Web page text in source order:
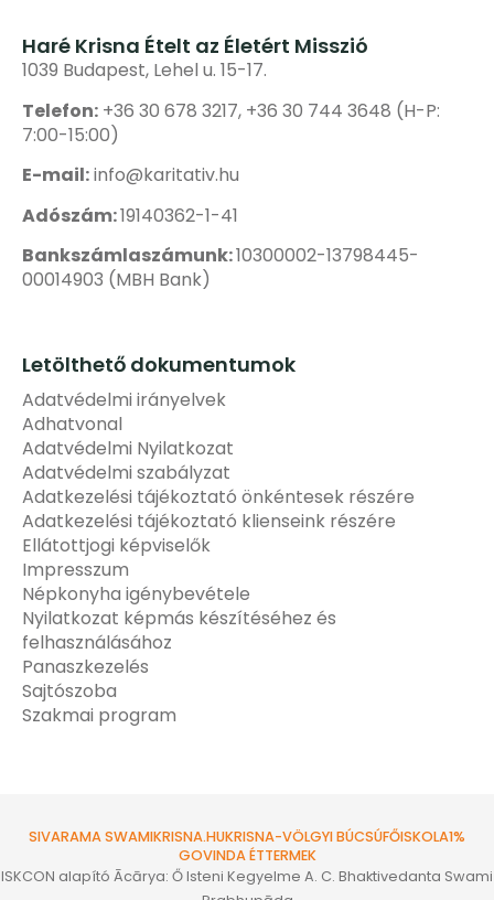
Haré Krisna Ételt az Életért Misszió
1039 Budapest, Lehel u. 15-17.
Telefon: +36 30 678 3217, +36 30 744 3648 (H-P:
7:00-15:00)
E-mail:info@karitativ.hu
Adószám:19140362-1-41
Bankszámlaszámunk:10300002-13798445-
00014903 (MBH Bank)
Letölthető dokumentumok
Adatvédelmi irányelvek
Adhatvonal
Adatvédelmi Nyilatkozat
Adatvédelmi szabályzat
Adatkezelési tájékoztató önkéntesek részére
Adatkezelési tájékoztató klienseink részére
Ellátottjogi képviselők
Impresszum
Népkonyha igénybevétele
Nyilatkozat képmás készítéséhez és
felhasználásához
Panaszkezelés
Sajtószoba
Szakmai program
SIVARAMA SWAMIKRISNA.HUKRISNA-VÖLGYI BÚCSÚFŐISKOLA1%
GOVINDA ÉTTERMEK
ISKCON alapító Ācārya: Ő Isteni Kegyelme A. C. Bhaktivedanta Swami